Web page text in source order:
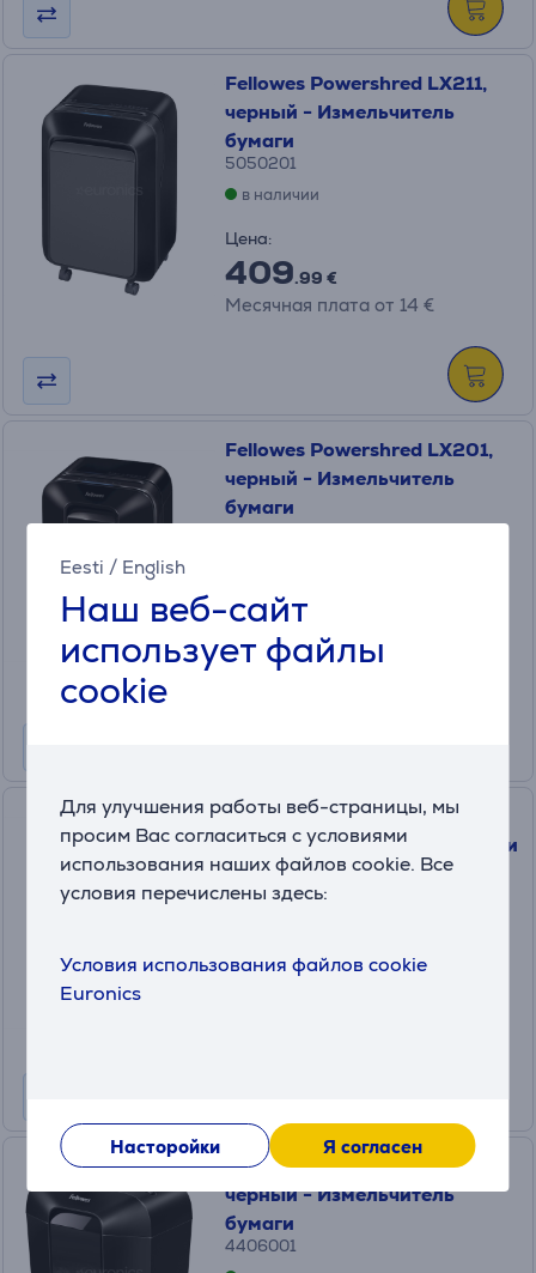
Eesti / English
Наш веб-сайт
использует файлы
cookie
Для улучшения работы веб-страницы, мы
просим Вас согласиться с условиями
использования наших файлов cookie. Все
условия перечислены здесь:
Условия использования файлов cookie
Euronics
Насторойки Я согласен
Fellowes Powershred LX211,
черный - Измельчитель
бумаги
5050201
в наличии
Цена:
409.99 €
Месячная плата от 14 €
Fellowes Powershred LX201,
черный - Измельчитель
бумаги
5050001
Цена:
309.99 €
Месячная плата от 11 €
Fellowes Powershred LX201,
белый - Измельчитель бумаги
5050101
Fellowes Powershred LX50,
черный - Измельчитель
бумаги
4406001